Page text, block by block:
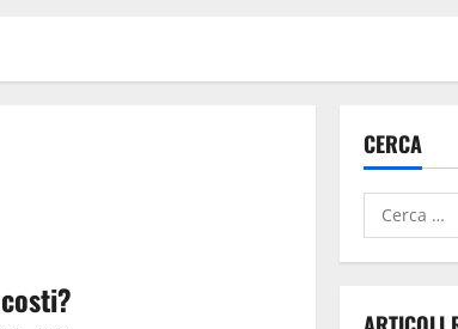
CERCA